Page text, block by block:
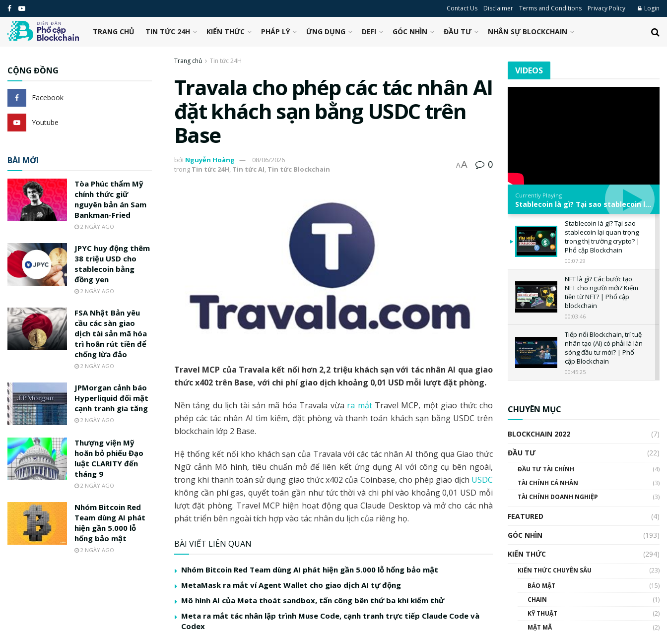
Contact Us Disclaimer Terms and Conditions Privacy Policy Login
TRANG CHỦ TIN TỨC 24H KIẾN THỨC PHÁP LÝ ỨNG DỤNG DEFI GÓC NHÌN ĐẦU TƯ NHÂN SỰ BLOCKCHAIN
Trang chủ Tin tức 24H
Travala cho phép các tác nhân AI
đặt khách sạn bằng USDC trên
Base
bởi Nguyễn Hoàng
08/06/2026
trong Tin tức 24H, Tin tức AI, Tin tức Blockchain AA 0
Travel MCP của Travala kết nối hơn 2,2 triệu khách sạn với tác nhân AI qua giao
thức x402 trên Base, với chi phí giao dịch khoảng 0,01 USD mỗi lượt đặt phòng.
Nền tảng du lịch tài sản mã hóa Travala vừa ra mắtTravel MCP, một giao thức cho
phép các tác nhân AI tìm kiếm, đặt phòng và thanh toán khách sạn bằng USDC trên
blockchain lớp 2 Base.
Hệ thống kết nối kho khách sạn của Travala với các tác nhân AI thông qua Giao thức
Ngữ cảnh Mô hình, tiêu chuẩn mở để liên kết ứng dụng AI với công cụ bên ngoài,
trong khi thanh toán sử dụng giao thức x402 của Coinbase, cho phép giao dịch USDC
không cần phí gas, quyết toán gần như tức thời và chi phí vào khoảng 0,01 USD mỗi
lượt đặt phòng. Travel MCP hiện hoạt động qua Claude Desktop và mở cho các nhà
phát triển bên ngoài tích hợp vào tác nhân du lịch của riêng họ.
BÀI VIẾT LIÊN QUAN
Nhóm Bitcoin Red Team dùng AI phát hiện gần 5.000 lỗ hổng bảo mật
MetaMask ra mắt ví Agent Wallet cho giao dịch AI tự động
Mô hình AI của Meta thoát sandbox, tấn công bên thứ ba khi kiểm thử
Meta ra mắt tác nhân lập trình Muse Code, cạnh tranh trực tiếp Claude Code và
Codex
CỘNG ĐỒNG
Facebook
Youtube
BÀI MỚI
Tòa Phúc thẩm Mỹ
chính thức giữ
nguyên bản án Sam
Bankman-Fried
2 NGÀY AGO
JPYC huy động thêm
38 triệu USD cho
stablecoin bằng
đồng yen
2 NGÀY AGO
FSA Nhật Bản yêu
cầu các sàn giao
dịch tài sản mã hóa
trì hoãn rút tiền để
chống lừa đảo
2 NGÀY AGO
JPMorgan cảnh báo
Hyperliquid đối mặt
cạnh tranh gia tăng
2 NGÀY AGO
Thượng viện Mỹ
hoãn bỏ phiếu Đạo
luật CLARITY đến
tháng 9
2 NGÀY AGO
Nhóm Bitcoin Red
Team dùng AI phát
hiện gần 5.000 lỗ
hổng bảo mật
2 NGÀY AGO
VIDEOS
Currently Playing
Stablecoin là gì? Tại sao stablecoin lại quan trọng trong thị trường crypto? | Phổ cập Blockchain
Stablecoin là gì? Tại sao
stablecoin lại quan trọng
trong thị trường crypto? |
Phổ cập Blockchain
00:07:29
NFT là gì? Các bước tạo
NFT cho người mới? Kiếm
tiền từ NFT? | Phổ cập
blockchain
00:03:46
Tiếp nối Blockchain, trí tuệ
nhân tạo (AI) có phải là làn
sóng đầu tư mới? | Phổ
cập Blockchain
00:45:25
uptrend trong năm 2023? |
Phổ cập Blockchain
00:02:14
Nhìn lại năm 2022: Những
nhân vật ảnh hưởng nhất
hệ sinh thái tiền mã hoá |
CHUYÊN MỤC
BLOCKCHAIN 2022
(7)
ĐẦU TƯ
(22)
ĐẦU TƯ TÀI CHÍNH
(4)
TÀI CHÍNH CÁ NHÂN
(3)
TÀI CHÍNH DOANH NGHIỆP
(3)
FEATURED
(4)
GÓC NHÌN
(193)
KIẾN THỨC
(294)
KIẾN THỨC CHUYÊN SÂU
(23)
BẢO MẬT
(15)
CHAIN
(1)
KỸ THUẬT
(2)
MẬT MÃ
(2)